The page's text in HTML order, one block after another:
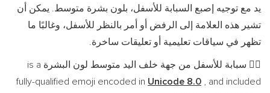
يد مع توجيه إصبع السبابة للأسفل، بلون بشرة متوسط. يمكن أن
تشير هذه العلامة إلى الرفض أو أمر بالنظر للأسفل، وغالبًا ما
تظهر في سياقات تعليمية أو تعليقات ساخرة.
👇🏽
سبابة للأسفل من جهة خلف اليد متوسط لون البشرة is a
fully-qualified emoji encoded in Unicode 8.0 , and included